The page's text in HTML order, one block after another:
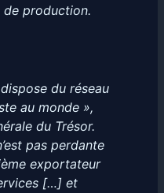
production.
du réseau
au monde »,
du Trésor.
pas perdante
exportateur
[…] et